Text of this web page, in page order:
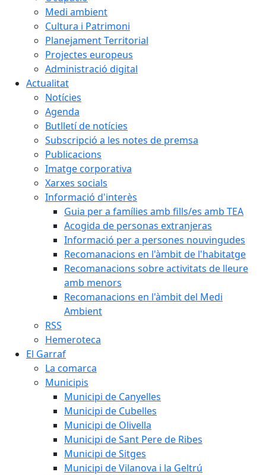
Medi ambient
Cultura i Patrimoni
Planejament Territorial
Projectes europeus
Administració digital
Actualitat
Notícies
Agenda
Butlletí de notícies
Subscripció a les notes de premsa
Publicacions
Imatge corporativa
Xarxes socials
Informació d'interès
Guia per a famílies amb fills/es amb TEA
Acogida de personas extranjeras
Informació per a persones nouvingudes
Recomanacions en l'àmbit de l'habitatge
Recomanacions sobre activitats de lleure
amb menors
Recomanacions en l'àmbit del Medi
Ambient
RSS
Hemeroteca
El Garraf
La comarca
Municipis
Municipi de Canyelles
Municipi de Cubelles
Municipi de Olivella
Municipi de Sant Pere de Ribes
Municipi de Sitges
Municipi de Vilanova i la Geltrú